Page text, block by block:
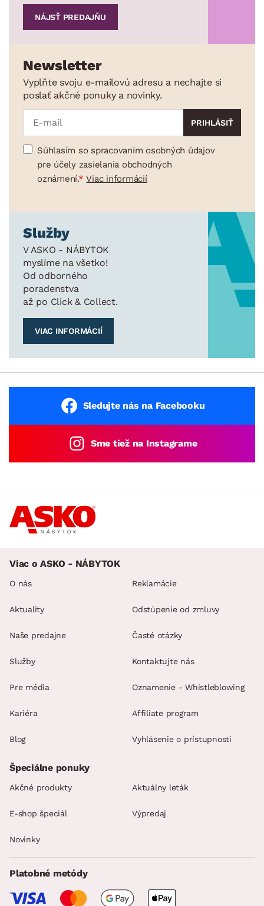
NÁJSŤ PREDAJŇU
Newsletter
Vyplňte svoju e-mailovú adresu a nechajte si
poslať akčné ponuky a novinky.
Súhlasím so spracovaním osobných údajov
pre účely zasielania obchodných
oznámení.
Viac informácií
Služby
V ASKO - NÁBYTOK
myslíme na všetko!
Od odborného
poradenstva
až po Click & Collect.
VIAC INFORMÁCIÍ
Sledujte nás na Facebooku
Sme tiež na Instagrame
Viac o ASKO - NÁBYTOK
O nás
Aktuality
Naše predajne
Služby
Pre média
Kariéra
Blog
Reklamácie
Odstúpenie od zmluvy
Časté otázky
Kontaktujte nás
Oznamenie - Whistleblowing
Affiliate program
Vyhlásenie o prístupnosti
Špeciálne ponuky
Akčné produkty Aktuálny leták
E-shop špeciál Výpredaj
Novinky
Platobné metódy